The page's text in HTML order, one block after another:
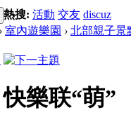
熱搜: 活動 交友 discuz
› 室內遊樂園 › 北部親子景
樂联“萌”